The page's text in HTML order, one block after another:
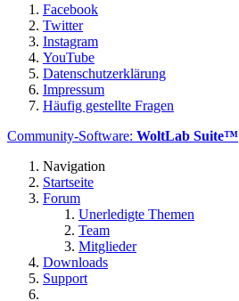
Facebook
Twitter
Instagram
YouTube
Datenschutzerklärung
Impressum
Häufig gestellte Fragen
Community-Software: WoltLab Suite™
Navigation
Startseite
Forum
Unerledigte Themen
Team
Mitglieder
Downloads
Support